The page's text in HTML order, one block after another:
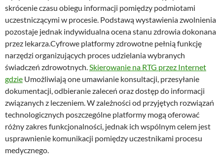
skrócenie czasu obiegu informacji pomiędzy podmiotami
uczestniczącymi w procesie. Podstawą wystawienia zwolnienia
pozostaje jednak indywidualna ocena stanu zdrowia dokonana
przez lekarza.Cyfrowe platformy zdrowotne pełnią funkcję
narzędzi organizujących proces udzielania wybranych
świadczeń zdrowotnych.Skierowanie na RTG przez Internet
gdzie Umożliwiają one umawianie konsultacji, przesyłanie
dokumentacji, odbieranie zaleceń oraz dostęp do informacji
związanych z leczeniem. W zależności od przyjętych rozwiązań
technologicznych poszczególne platformy mogą oferować
różny zakres funkcjonalności, jednak ich wspólnym celem jest
usprawnienie komunikacji pomiędzy uczestnikami procesu
medycznego.